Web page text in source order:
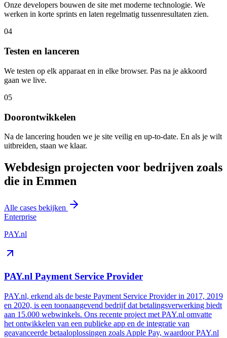
Onze developers bouwen de site met moderne technologie. We
werken in korte sprints en laten regelmatig tussenresultaten zien.
04
Testen en lanceren
We testen op elk apparaat en in elke browser. Pas na je akkoord
gaan we live.
05
Doorontwikkelen
Na de lancering houden we je site veilig en up-to-date. En als je wilt
uitbreiden, staan we klaar.
Webdesign projecten voor bedrijven zoals
die in Emmen
Alle cases bekijken
Enterprise
PAY.nl
PAY.nl Payment Service Provider
PAY.nl, erkend als de beste Payment Service Provider in 2017, 2019
en 2020, is een toonaangevend bedrijf dat betalingsverwerking biedt
aan 15.000 webwinkels. Ons recente project met PAY.nl omvatte
het ontwikkelen van een publieke app en de integratie van
geavanceerde betaaloplossingen zoals Apple Pay, waardoor PAY.nl